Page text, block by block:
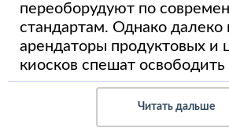
переоборудуют по
стандартам. Однако далеко
арендаторы продуктовых и
киосков спешат освободить
Читать дальше